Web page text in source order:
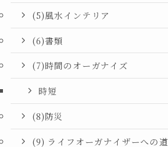
(5)風水インテリア
(6)書類
(7)時間のオーガナイズ
時短
(8)防災
(9) ライフオーガナイザーへの道